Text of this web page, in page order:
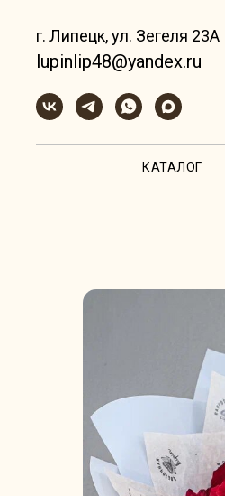
г. Липецк, ул. Зегеля 23А
lupinlip48@yandex.ru
КАТАЛОГ